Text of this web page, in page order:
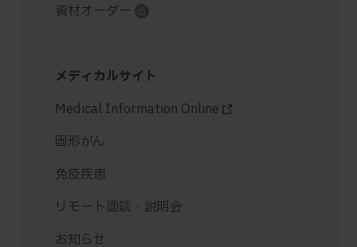
資材オーダー
メディカルサイト
Medical Information Online
固形がん
免疫疾患
リモート面談・説明会
お知らせ